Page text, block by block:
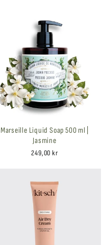
Marseille Liquid Soap 500 ml |
Jasmine
249,00 kr